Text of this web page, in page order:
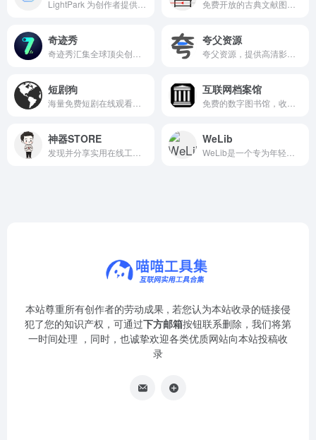
奇迹秀 夸父资源
短剧狗 互联网档案馆
神器STORE WeLib
本站尊重所有创作者的劳动成果 , 若您认为本站收录的链接侵
犯了您的知识产权，可通过下方邮箱按钮联系删除，我们将第
一时间处理 ，同时，也诚挚欢迎各类优质网站向本站投稿收
录